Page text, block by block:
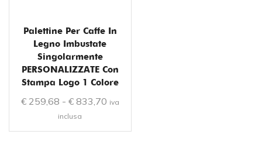
Palettine Per Caffe In
Legno Imbustate
Singolarmente
PERSONALIZZATE Con
Stampa Logo 1 Colore
€259,68 - €833,70 iva
inclusa